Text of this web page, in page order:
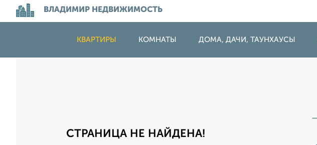
ВЛАДИМИР НЕДВИЖИМОСТЬ
КВАРТИРЫ КОМНАТЫ ДОМА, ДАЧИ, ТАУНХАУСЫ
СТРАНИЦА НЕ НАЙДЕНА!